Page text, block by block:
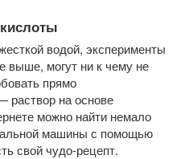
водой, эксперименты
выше, могут ни к чему не
прямо
раствор на основе
можно найти немало
машины с помощью
свой чудо-рецепт.